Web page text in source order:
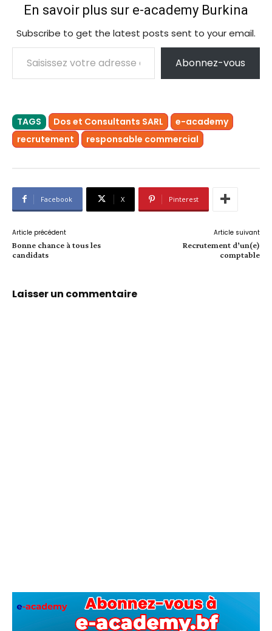
En savoir plus sur e-academy Burkina
Subscribe to get the latest posts sent to your email.
Saisissez votre adresse e-mail…
Abonnez-vous
TAGS Dos et Consultants SARL
e-academy
recrutement
responsable commercial
Facebook X Pinterest
Article précédent
Bonne chance à tous les
candidats
Article suivant
Recrutement d’un(e)
comptable
Laisser un commentaire